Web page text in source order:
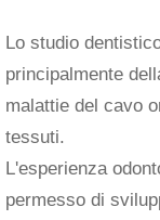
Lo studio
principalmente
malattie del cavo
tessuti.
L'esperienza
permesso di